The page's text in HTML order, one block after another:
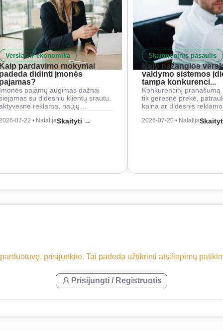
Verslas ir ekonomika
pardavimo mokymai
didinti įmonės
pajamų augimas dažnai
su didesniu klientų srautu,
reklama, naujų…
07-22 • NatalijaSkaityti →
Skaitmeninis pasaulis
Kaip pažangios
valdymo sistemos
tampa konkurenci...
Konkurencinį pranašumą
tik geresnė prekė,
kaina ar didesnis
2026-07-20 • Natalija
prisijunkite. Tai padeda užtikrinti atsiliepimų
Prisijungti / Registruotis